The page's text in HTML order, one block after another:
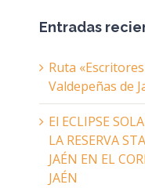
Entradas
Ruta
Valdepeñas de
El ECLIPSE
LA RESERVA
JAÉN EN EL
JAÉN